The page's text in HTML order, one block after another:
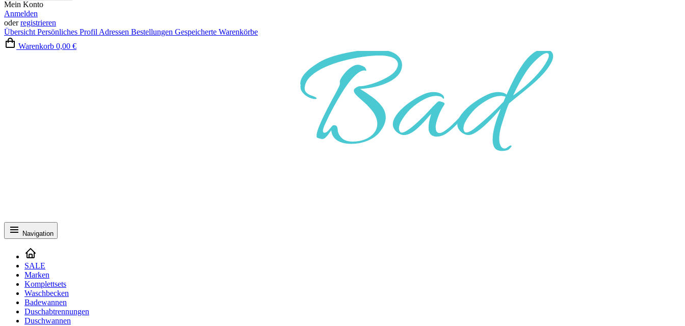
Mein Konto
Anmelden
oderregistrieren
Übersicht Persönliches Profil Adressen Bestellungen Gespeicherte Warenkörbe
Warenkorb 0,00 €
Navigation
SALE
Marken
Komplettsets
Waschbecken
Badewannen
Duschabtrennungen
Duschwannen